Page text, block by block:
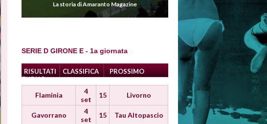
La storia di Amaranto Magazine
SERIE D GIRONE E - 1a giornata
RISULTATI CLASSIFICA
PROSSIMO
TURNO
Flaminia
4
set
15 Livorno
Gavorrano
4
set
15 Tau Altopascio